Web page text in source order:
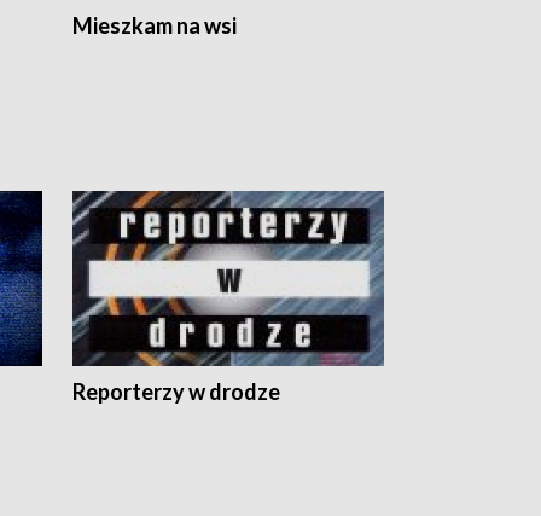
Mieszkam na wsi
Reporterzy w drodze